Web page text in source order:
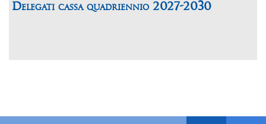
Delegati cassa quadriennio 2027-2030